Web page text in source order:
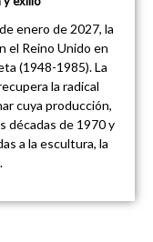
enero de 2027, la
el Reino Unido en
(1948-1985). La
la radical
cuya producción,
décadas de 1970 y
a la escultura, la